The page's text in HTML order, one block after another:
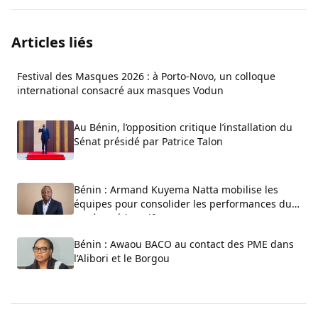
Articles liés
Festival des Masques 2026 : à Porto-Novo, un colloque
international consacré aux masques Vodun
Au Bénin, l’opposition critique l’installation du
Sénat présidé par Patrice Talon
Bénin : Armand Kuyema Natta mobilise les
équipes pour consolider les performances du
système éducatif
Bénin : Awaou BACO au contact des PME dans
l’Alibori et le Borgou